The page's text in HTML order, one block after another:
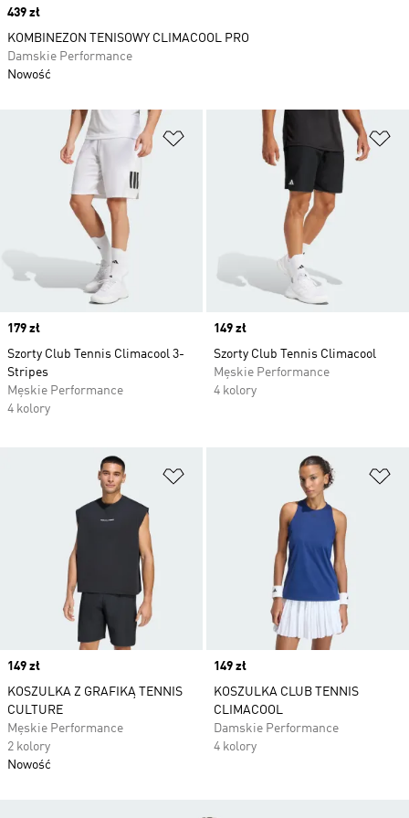
Dodaj do listy życzeń
Price
179 zł
Szorty Club Tennis Climacool 3-
Stripes
Męskie Performance
4 kolory
Price
149 zł
Szorty Club Tennis Climacool
Męskie Performance
4 kolory
Dodaj do listy życzeń
Price
149 zł
KOSZULKA Z GRAFIKĄ TENNIS
CULTURE
Męskie Performance
2 kolory
Nowość
Price
149 zł
KOSZULKA CLUB TENNIS
CLIMACOOL
Damskie Performance
4 kolory
Price
439 zł
KOMBINEZON TENISOWY CLIMACOOL PRO
Damskie Performance
Nowość